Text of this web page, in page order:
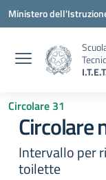
Vai ai contenuti
Vai al menu di
Vai al footer
Ministero
Circolare 31
Circolare
Intervallo per
toilette